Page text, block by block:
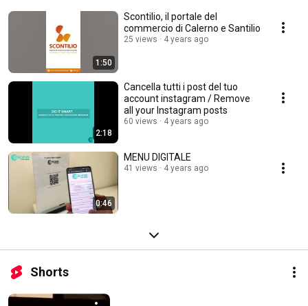
1:50
Scontilio, il portale del
commercio di Calerno e Santilio
25 views 4 years ago
2:18
Cancella tutti i post del tuo
account instagram / Remove
all your Instagram posts
60 views 4 years ago
0:46
MENU DIGITALE
41 views 4 years ago
Shorts